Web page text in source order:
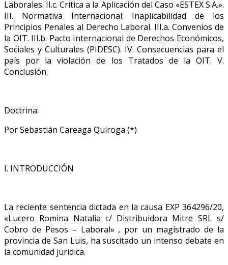
Laborales. II.c. Crítica a la Aplicación del Caso «ESTEX S.A.».
III. Normativa Internacional: Inaplicabilidad de los
Principios Penales al Derecho Laboral. III.a. Convenios de
la OIT. III.b. Pacto Internacional de Derechos Económicos,
Sociales y Culturales (PIDESC). IV. Consecuencias para el
país por la violación de los Tratados de la OIT. V.
Conclusión.
Doctrina:
Por Sebastián Careaga Quiroga (*)
I. INTRODUCCIÓN
La reciente sentencia dictada en la causa EXP 364296/20,
«Lucero Romina Natalia c/ Distribuidora Mitre SRL s/
Cobro de Pesos – Laboral» , por un magistrado de la
provincia de San Luis, ha suscitado un intenso debate en
la comunidad jurídica.